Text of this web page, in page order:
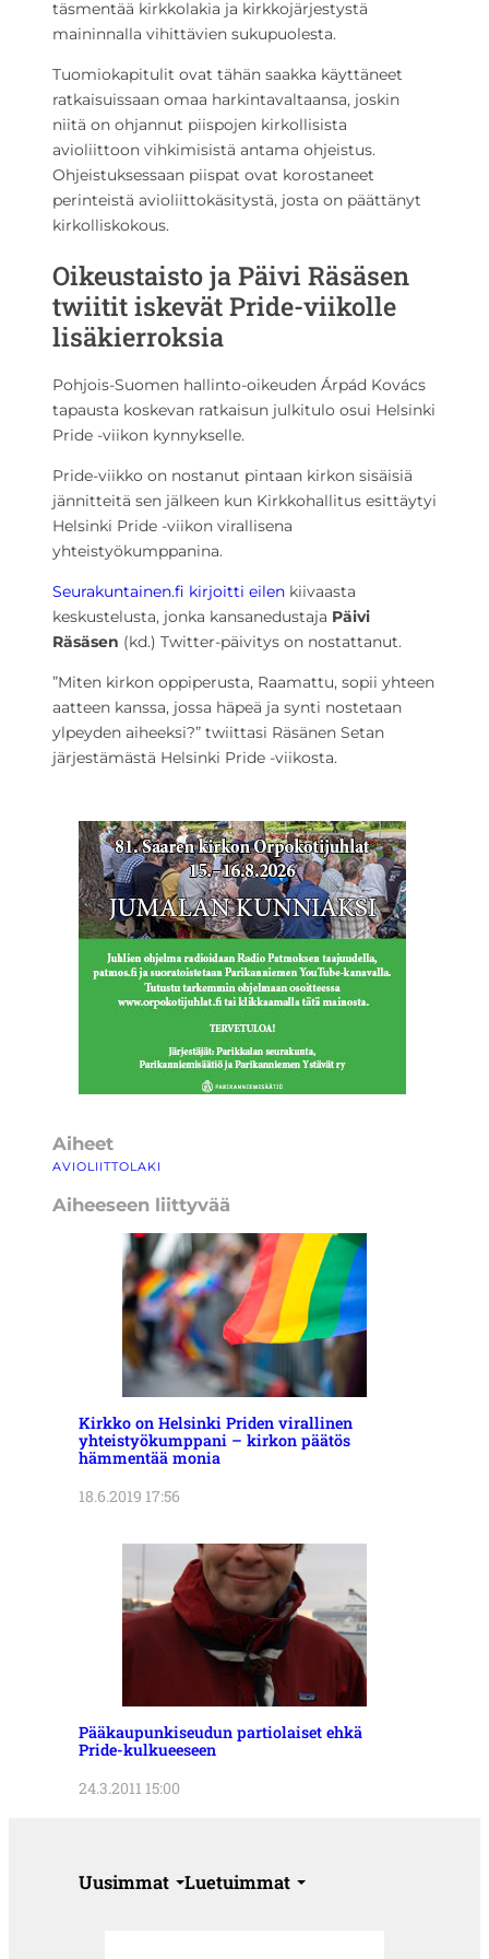
täsmentää kirkkolakia ja kirkkojärjestystä
maininnalla vihittävien sukupuolesta.
Tuomiokapitulit ovat tähän saakka käyttäneet
ratkaisuissaan omaa harkintavaltaansa, joskin
niitä on ohjannut piispojen kirkollisista
avioliittoon vihkimisistä antama ohjeistus.
Ohjeistuksessaan piispat ovat korostaneet
perinteistä avioliittokäsitystä, josta on päättänyt
kirkolliskokous.
Oikeustaisto ja Päivi Räsäsen
twiitit iskevät Pride-viikolle
lisäkierroksia
Pohjois-Suomen hallinto-oikeuden Árpád Kovács
tapausta koskevan ratkaisun julkitulo osui Helsinki
Pride -viikon kynnykselle.
Pride-viikko on nostanut pintaan kirkon sisäisiä
jännitteitä sen jälkeen kun Kirkkohallitus esittäytyi
Helsinki Pride -viikon virallisena
yhteistyökumppanina.
Seurakuntainen.fi kirjoitti eilen kiivaasta
keskustelusta, jonka kansanedustaja Päivi
Räsäsen (kd.) Twitter-päivitys on nostattanut.
”Miten kirkon oppiperusta, Raamattu, sopii yhteen
aatteen kanssa, jossa häpeä ja synti nostetaan
ylpeyden aiheeksi?” twiittasi Räsänen Setan
järjestämästä Helsinki Pride -viikosta.
Aiheet
AVIOLIITTOLAKI
Aiheeseen liittyvää
Kirkko on Helsinki Priden virallinen
yhteistyökumppani – kirkon päätös
hämmentää monia
18.6.2019 17:56
Pääkaupunkiseudun partiolaiset ehkä
Pride-kulkueeseen
24.3.2011 15:00
Uusimmat Luetuimmat